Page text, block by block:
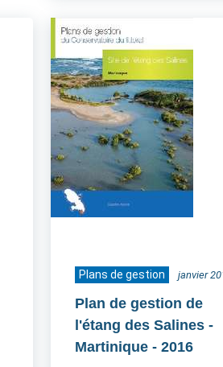
Plans de gestion janvier
Plan de gestion de
l'étang des Salines -
Martinique - 2016